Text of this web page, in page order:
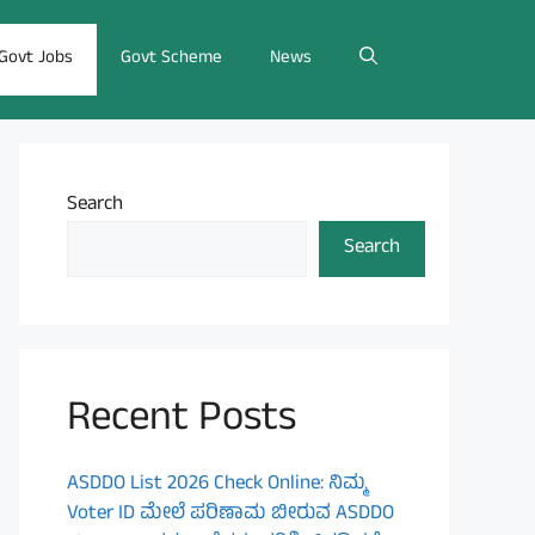
Jobs Govt Scheme News
Search
Search
Recent Posts
ASDDO List 2026 Check Online: ನಿಮ್ಮ
Voter ID ಮೇಲೆ ಪರಿಣಾಮ ಬೀರುವ ASDDO